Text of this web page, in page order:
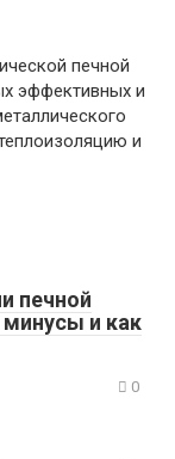
печной
эффективных и
и
печной
и как
0